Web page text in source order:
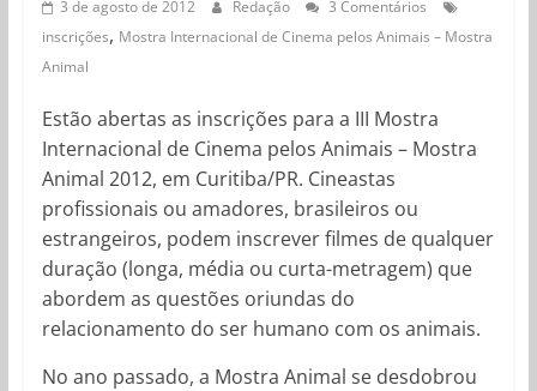
3 de agosto de 2012 Redação
3 Comentários
inscrições, Mostra Internacional de Cinema pelos Animais – Mostra
Animal
Estão abertas as inscrições para a III Mostra
Internacional de Cinema pelos Animais – Mostra
Animal 2012, em Curitiba/PR. Cineastas
profissionais ou amadores, brasileiros ou
estrangeiros, podem inscrever filmes de qualquer
duração (longa, média ou curta-metragem) que
abordem as questões oriundas do
relacionamento do ser humano com os animais.
No ano passado, a Mostra Animal se desdobrou